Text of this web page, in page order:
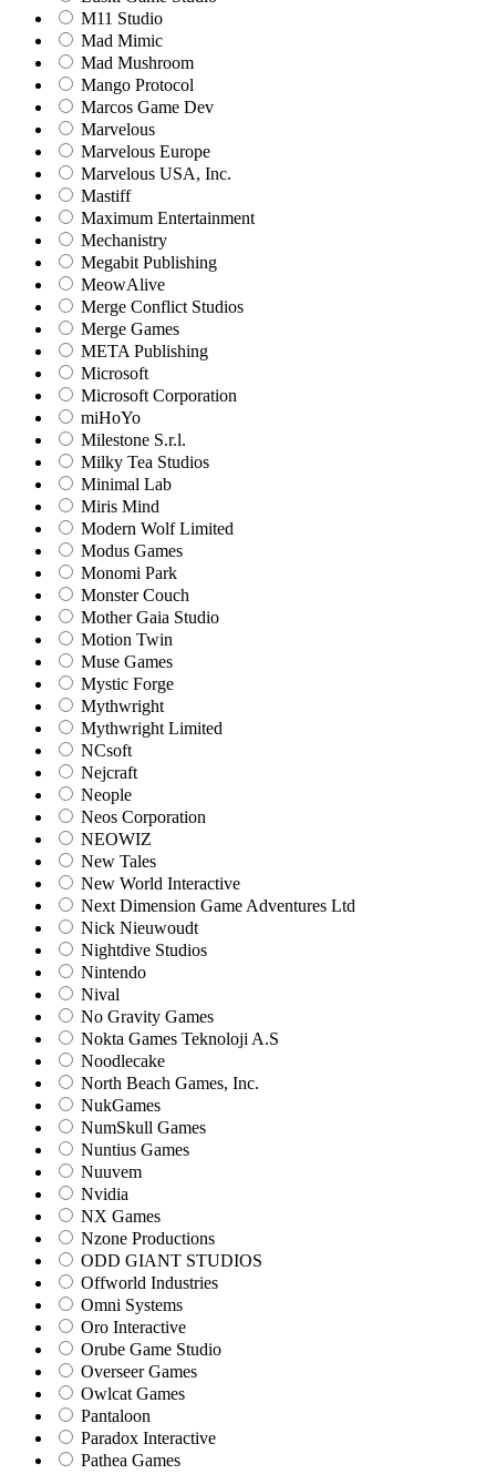
M11 Studio
Mad Mimic
Mad Mushroom
Mango Protocol
Marcos Game Dev
Marvelous
Marvelous Europe
Marvelous USA, Inc.
Mastiff
Maximum Entertainment
Mechanistry
Megabit Publishing
MeowAlive
Merge Conflict Studios
Merge Games
META Publishing
Microsoft
Microsoft Corporation‬
miHoYo
Milestone S.r.l.
Milky Tea Studios
Minimal Lab
Miris Mind
Modern Wolf Limited
Modus Games
Monomi Park
Monster Couch
Mother Gaia Studio
Motion Twin
Muse Games
Mystic Forge
Mythwright
Mythwright Limited
NCsoft
Nejcraft
Neople
Neos Corporation
NEOWIZ
New Tales
New World Interactive
Next Dimension Game Adventures Ltd
Nick Nieuwoudt
Nightdive Studios
Nintendo
Nival
No Gravity Games
Nokta Games Teknoloji A.S
Noodlecake
North Beach Games, Inc.
NukGames
NumSkull Games
Nuntius Games
Nuuvem
Nvidia
NX Games
Nzone Productions
ODD GIANT STUDIOS
Offworld Industries
Omni Systems
Oro Interactive
Orube Game Studio
Overseer Games
Owlcat Games
Pantaloon
Paradox Interactive
Pathea Games